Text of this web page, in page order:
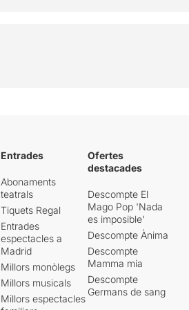
Andreu Carandellinterioritz
a aquest drama i ens fa viure
amb ell les condicions de
pobresa de la infantesa
d'aquest soldat quan
recorda que feia castells i
com amb tres anys passava
molt de temps arraulit a
causa del fred, la seva
justificació de la violència en
cas de guerra, la seva fe
Entrades
Abonaments
teatrals
Tiquets Regal
Entrades
espectacles a
Madrid
Millors monòlegs
Millors musicals
Millors espectacles
Ofertes
destacades
Descompte El
Mago Pop 'Nada
es imposible'
Descompte Ànima
Descompte
Mamma mia
Descompte
Germans de sang